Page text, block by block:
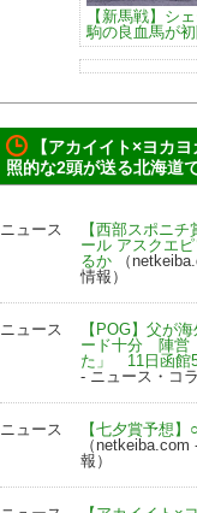
【新馬戦】シ
駒の良血馬が
【アカイイト×ヨカ
照的な2頭が送る北海道
ニュース
【西部スポニ
ール アスクエ
るか （
情報）
ニュース
【POG】父が
ード十分 陣営
た」 11日函館
- ニュース・コ
ニュース
【七夕賞予想
（
報）